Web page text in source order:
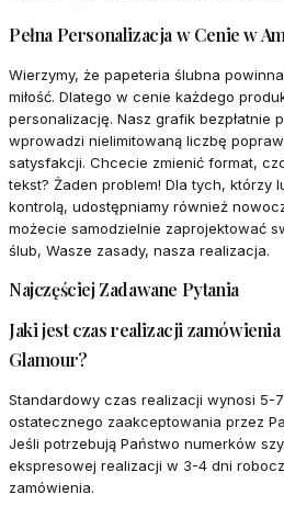
Pełna Personalizacja w Cenie w
Wierzymy, że papeteria ślubna
miłość. Dlatego w cenie każdego
personalizację. Nasz grafik bezpłatnie
wprowadzi nielimitowaną liczbę
satysfakcji. Chcecie zmienić format,
tekst? Żaden problem! Dla tych, którzy
kontrolą, udostępniamy również
możecie samodzielnie zaprojektować
ślub, Wasze zasady, nasza realizacja.
Najczęściej Zadawane Pytania
Jaki jest czas realizacji
Glamour?
Standardowy czas realizacji wynosi 5-
ostatecznego zaakceptowania przez
Jeśli potrzebują Państwo numerków
ekspresowej realizacji w 3-4 dni
zamówienia.